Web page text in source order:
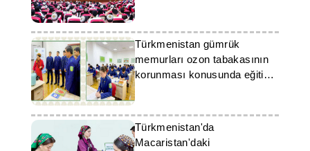
ilişkiler alanında bir yarışma
düzenleniyor
Türkmenistan gümrük
memurları ozon tabakasının
korunması konusunda eğitim
aldı
Türkmenistan'da
Macaristan'daki